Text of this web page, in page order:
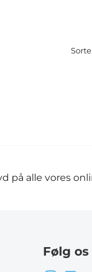
på alle vores
Følg os